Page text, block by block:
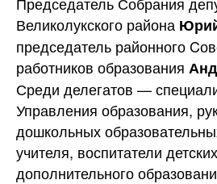
Великолукского района
председатель районного
работников образования
Среди делегатов —
Управления образования,
дошкольных
учителя, воспитатели
дополнительного